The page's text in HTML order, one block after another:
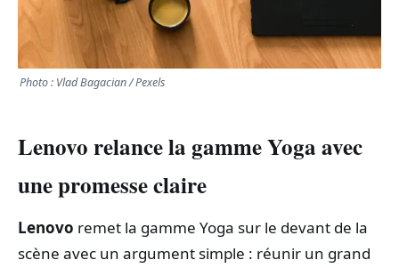
ÉCONOMIE
POLITIQUE
CULTURE
Photo : Vlad Bagacian / Pexels
Lenovo relance la gamme Yoga avec
une promesse claire
Lenovo remet la gamme Yoga sur le devant de la
scène avec un argument simple : réunir un grand